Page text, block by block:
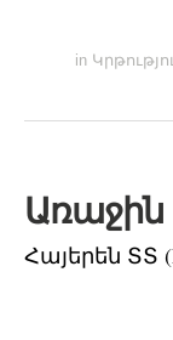
in
Առաջին
Հայերեն ՏՏ